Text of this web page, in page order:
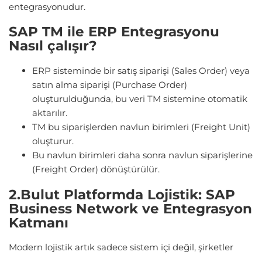
entegrasyonudur.
SAP TM ile ERP Entegrasyonu
Nasıl çalışır?
ERP sisteminde bir satış siparişi (Sales Order) veya
satın alma siparişi (Purchase Order)
oluşturulduğunda, bu veri TM sistemine otomatik
aktarılır.
TM bu siparişlerden navlun birimleri (Freight Unit)
oluşturur.
Bu navlun birimleri daha sonra navlun siparişlerine
(Freight Order) dönüştürülür.
2.Bulut Platformda Lojistik: SAP
Business Network ve Entegrasyon
Katmanı
Modern lojistik artık sadece sistem içi değil, şirketler